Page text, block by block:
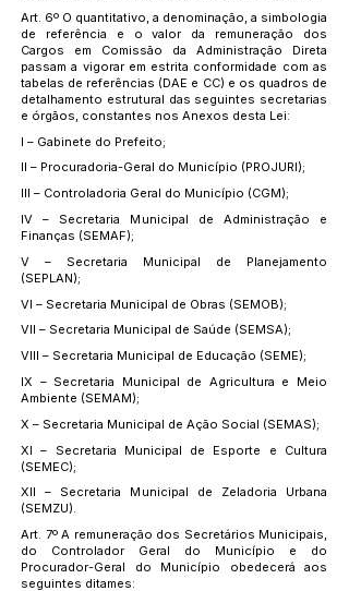
Art. 6º O quantitativo, a denominação, a simbologia
de referência e o valor da remuneração dos
Cargos em Comissão da Administração Direta
passam a vigorar em estrita conformidade com as
tabelas de referências (DAE e CC) e os quadros de
detalhamento estrutural das seguintes secretarias
e órgãos, constantes nos Anexos desta Lei:
I – Gabinete do Prefeito;
II – Procuradoria-Geral do Município (PROJURI);
III – Controladoria Geral do Município (CGM);
IV – Secretaria Municipal de Administração e
Finanças (SEMAF);
V – Secretaria Municipal de Planejamento
(SEPLAN);
VI – Secretaria Municipal de Obras (SEMOB);
VII – Secretaria Municipal de Saúde (SEMSA);
VIII – Secretaria Municipal de Educação (SEME);
IX – Secretaria Municipal de Agricultura e Meio
Ambiente (SEMAM);
X – Secretaria Municipal de Ação Social (SEMAS);
XI – Secretaria Municipal de Esporte e Cultura
(SEMEC);
XII – Secretaria Municipal de Zeladoria Urbana
(SEMZU).
Art. 7º A remuneração dos Secretários Municipais,
do Controlador Geral do Município e do
Procurador-Geral do Município obedecerá aos
seguintes ditames: